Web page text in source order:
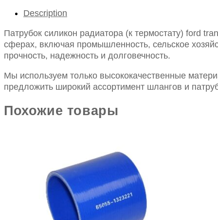
transit
дв.2,4
с
2006
г.
верхний
черный
quantity
Description
Патрубок силикон радиатора (к термостату) ford
сферах, включая промышленность, сельское
прочность, надежность и долговечность.
Мы используем только высококачественные
предложить широкий ассортимент шлангов и
Похожие товары